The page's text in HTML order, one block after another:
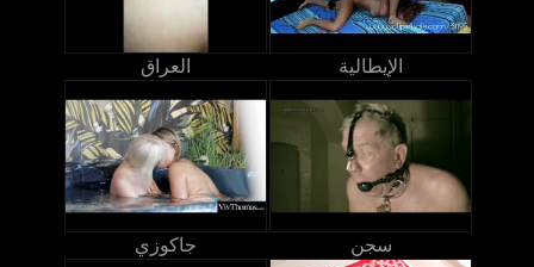
العراق الإيطالية
جاكوزي سجن